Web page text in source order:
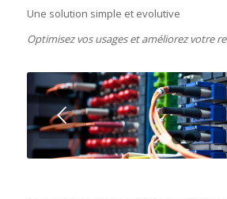
Une solution simple et evolutive
Optimisez vos usages et améliorez votre
Suivant